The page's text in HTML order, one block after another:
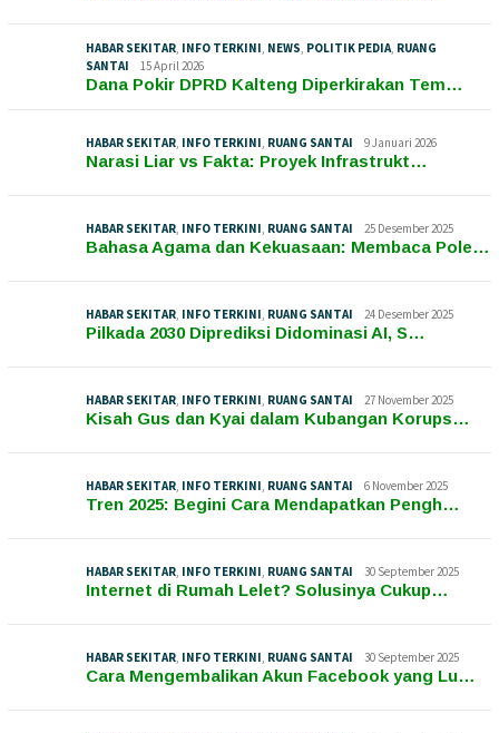
HABAR SEKITAR, INFO TERKINI, NEWS, POLITIK PEDIA, RUANG
SANTAI
15 April 2026
Dana Pokir DPRD Kalteng Diperkirakan Tem…
HABAR SEKITAR, INFO TERKINI, RUANG SANTAI 9 Januari 2026
Narasi Liar vs Fakta: Proyek Infrastrukt…
HABAR SEKITAR, INFO TERKINI, RUANG SANTAI 25 Desember 2025
Bahasa Agama dan Kekuasaan: Membaca Pole…
HABAR SEKITAR, INFO TERKINI, RUANG SANTAI 24 Desember 2025
Pilkada 2030 Diprediksi Didominasi AI, S…
HABAR SEKITAR, INFO TERKINI, RUANG SANTAI 27 November 2025
Kisah Gus dan Kyai dalam Kubangan Korups…
HABAR SEKITAR, INFO TERKINI, RUANG SANTAI 6 November 2025
Tren 2025: Begini Cara Mendapatkan Pengh…
HABAR SEKITAR, INFO TERKINI, RUANG SANTAI 30 September 2025
Internet di Rumah Lelet? Solusinya Cukup…
HABAR SEKITAR, INFO TERKINI, RUANG SANTAI 30 September 2025
Cara Mengembalikan Akun Facebook yang Lu…